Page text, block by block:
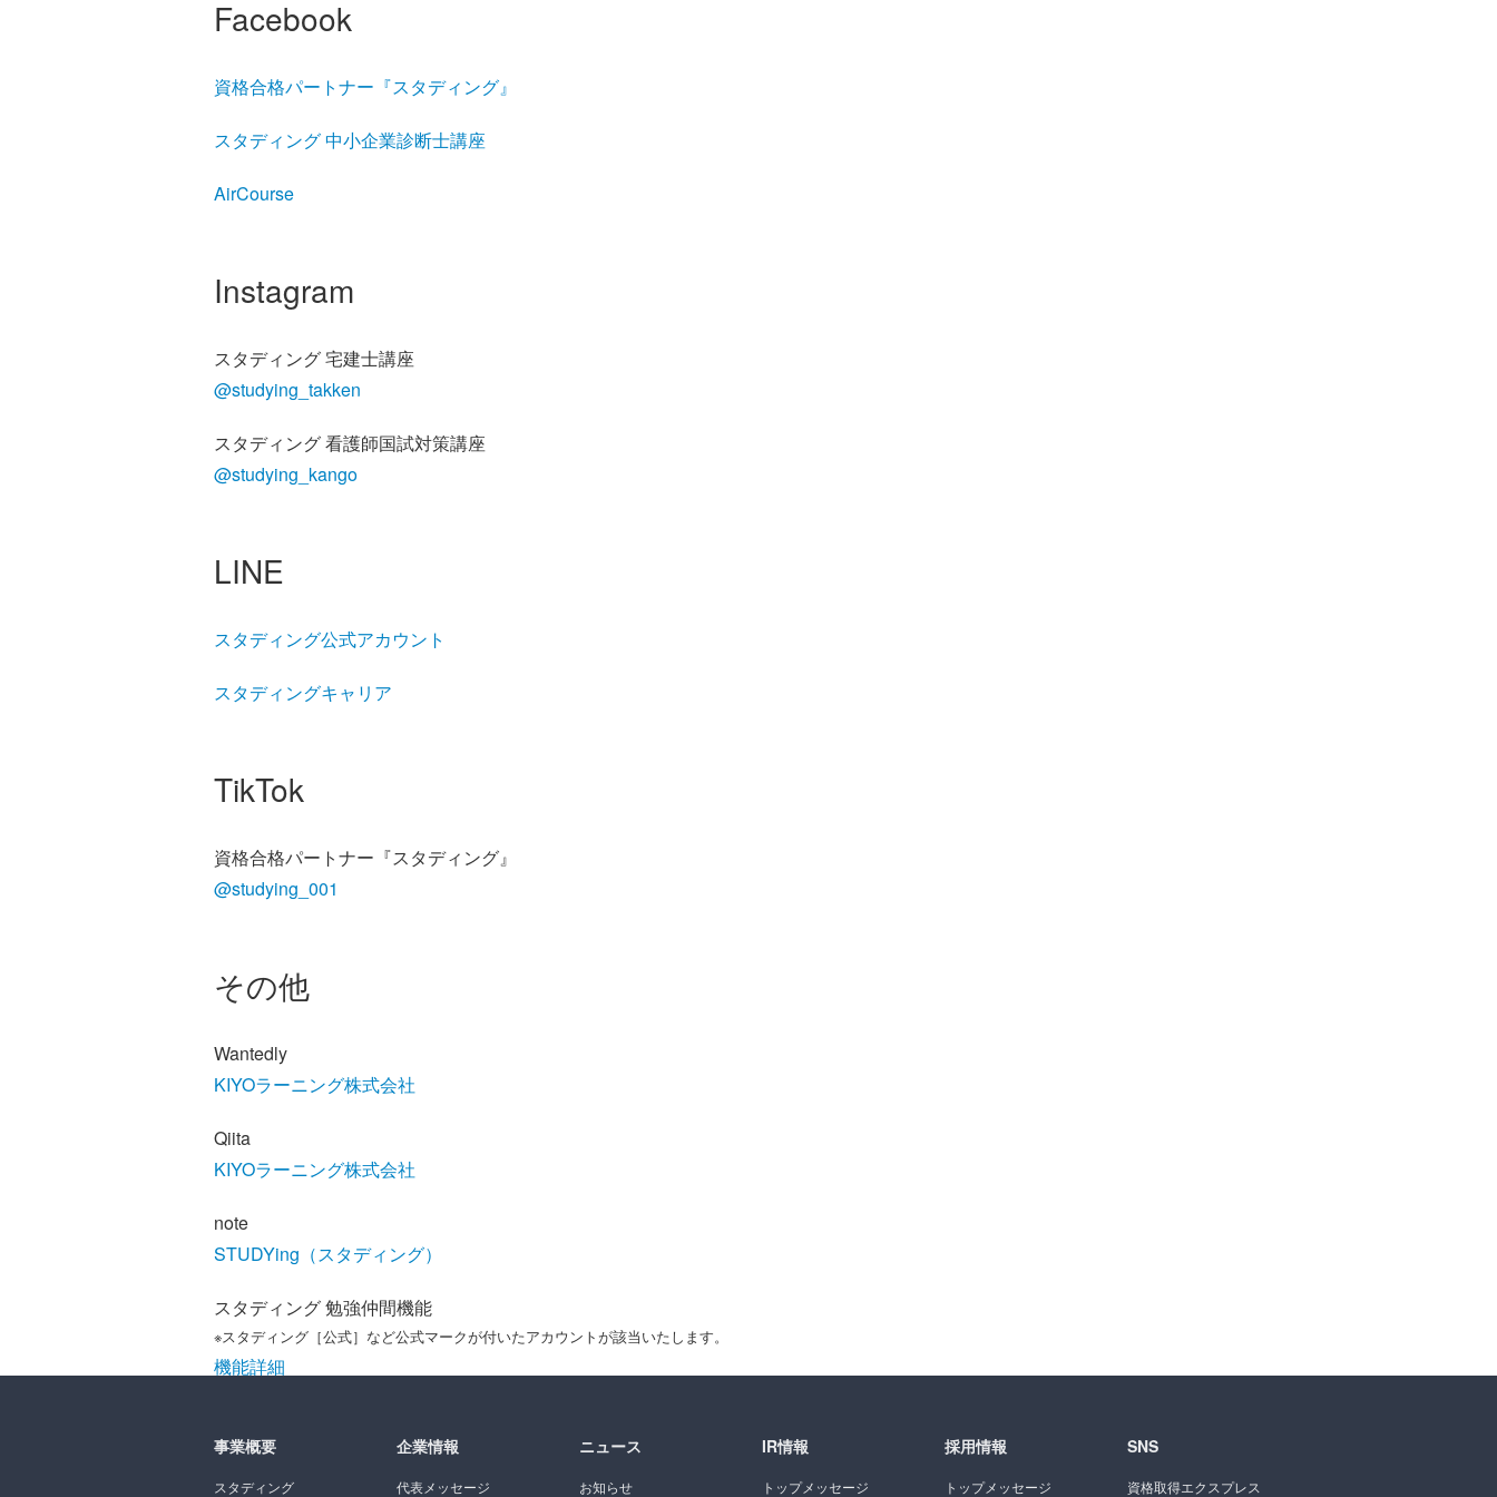
Facebook
資格合格パートナー『スタディング』
スタディング 中小企業診断士講座
AirCourse
Instagram
スタディング 宅建士講座
@studying_takken
スタディング 看護師国試対策講座
@studying_kango
LINE
スタディング公式アカウント
スタディングキャリア
TikTok
資格合格パートナー『スタディング』
@studying_001
その他
Wantedly
KIYOラーニング株式会社
Qiita
KIYOラーニング株式会社
note
STUDYing（スタディング）
スタディング 勉強仲間機能
※スタディング［公式］など公式マークが付いたアカウントが該当いたします。
機能詳細
事業概要
スタディング
企業情報
代表メッセージ
ニュース
お知らせ
IR情報
トップメッセージ
採用情報
トップメッセージ
SNS
資格取得エクスプレス